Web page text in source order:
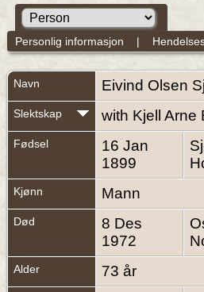
Personlig informasjon |
Navn Eivind Olsen
Slektskap with Kjell Arne
Fødsel
16 Jan
1899
Kjønn Mann
Død
8 Des
1972
Alder 73 år